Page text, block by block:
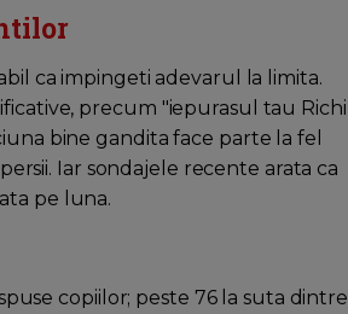
ca impingeti adevarul la limita.
precum "iepurasul tau Richi
bine gandita face parte la fel
Iar sondajele recente arata ca
pe luna.
copiilor; peste 76 la suta dintre